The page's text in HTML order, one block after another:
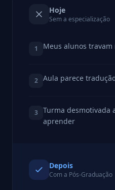
Hoje
Sem a especialização
1 Meus alunos
2 Aula parece
3
Turma desmotivada
aprender
Depois
Com a Pós-Graduação